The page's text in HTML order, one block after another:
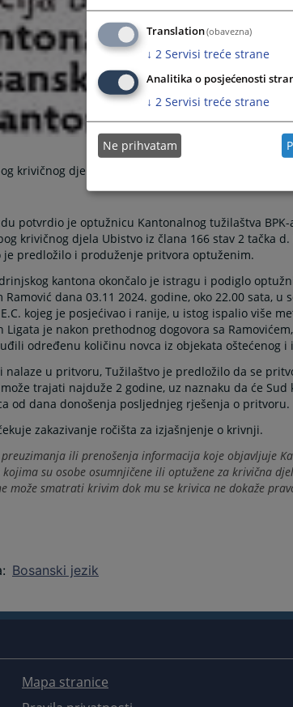
krivičnog djela Ubistva
potvrdio je optužnicu Kantonalnog tužilaštva
krivičnog djela Ubistvo iz člana 166 stav 2 tačka
je predložilo i produženje pritvora optuženim.
kantona okončalo je istragu i podiglo
dana 03.11 2024. godine, oko 22.00 sata, u
kojeg je posjećivao i ranije, u istog ispalio više
je nakon prethodnog dogovora sa
određenu količinu novca iz objekata oštećenog
nalaze u pritvoru, Tužilaštvo je predložilo da se
trajati najduže 2 godine, uz naznaku da će
od dana donošenja posljednjeg rješenja o pritvoru.
zakazivanje ročišta za izjašnjenje o krivnji.
ili prenošenja informacija koje objavljuje
su osobe osumnjičene ili optužene za krivična
može smatrati krivim dok mu se krivica ne dokaže
: Bosanski jezik
Mapa stranice
Translation(obavezna)
↓ 2 Servisi treće strane
Analitika o posjećenosti
↓ 2 Servisi treće strane
Ne prihvatam